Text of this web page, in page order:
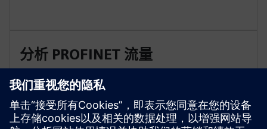
分析 PROFINET 流量
使用 SINEC Traffic Analyzer 捕获 PNIO 事件，发现瓶
颈，并在问题影响生产之前采取行动。